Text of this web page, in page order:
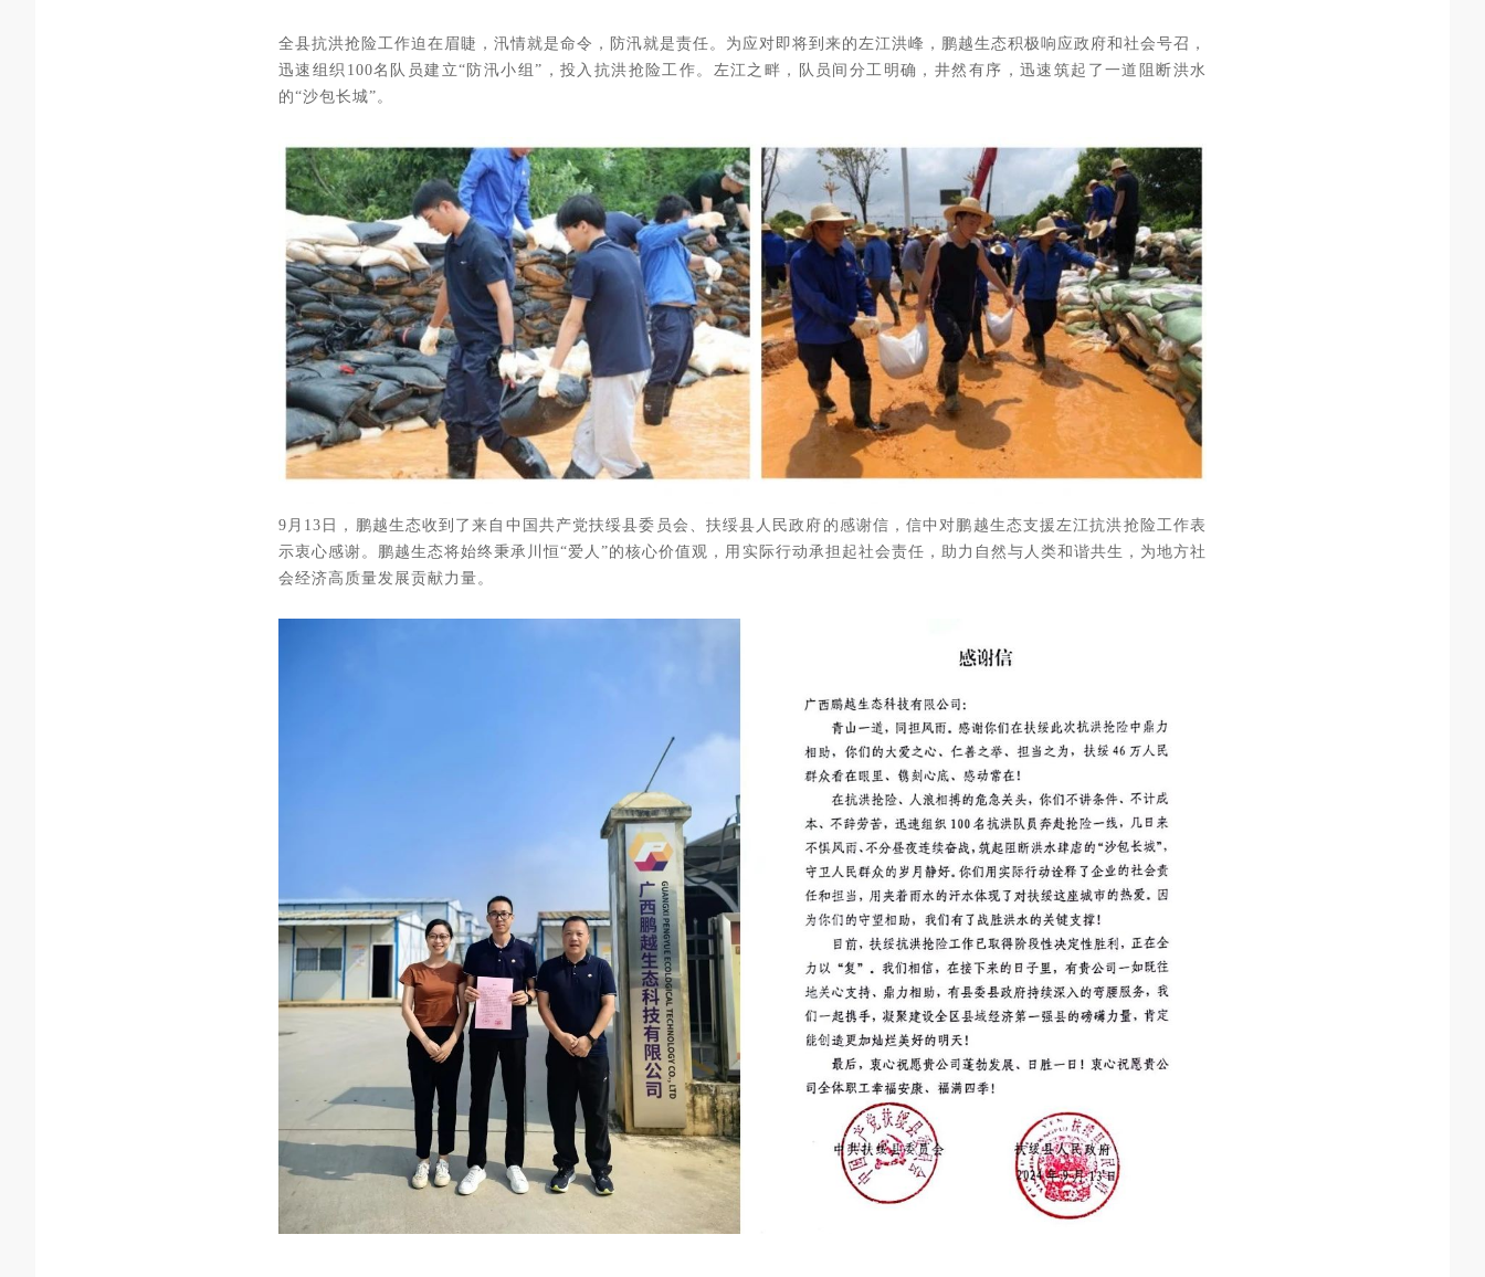
全县抗洪抢险工作迫在眉睫， 汛情就是命令，防汛就是责任。为应对即将到来的左江洪峰，鹏越生态积极响应政府和社会号召，
迅速组织100名队员建立“防汛小组”，投入抗洪抢险工作。左江之畔，队员间分工明确，井然有序，迅速筑起了一道阻断洪水
的“沙包长城”。
9月13日，鹏越生态收到了来自中国共产党扶绥县委员会、扶绥县人民政府的感谢信，信中对鹏越生态支援左江抗洪抢险工作表
示衷心感谢。鹏越生态将始终秉承川恒“爱人”的核心价值观，用实际行动承担起社会责任，助力自然与人类和谐共生，为地方社
会经济高质量发展贡献力量。